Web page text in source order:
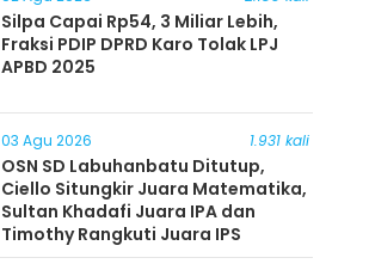
Silpa Capai Rp54, 3 Miliar Lebih,
Fraksi PDIP DPRD Karo Tolak LPJ
APBD 2025
03 Agu 2026 1.931 kali
OSN SD Labuhanbatu Ditutup,
Ciello Situngkir Juara Matematika,
Sultan Khadafi Juara IPA dan
Timothy Rangkuti Juara IPS